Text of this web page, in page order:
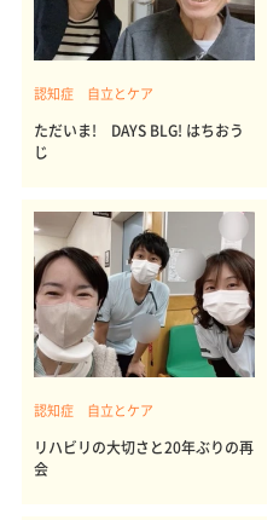
認知症 自立とケア
ただいま! DAYS BLG! はちおう
じ
認知症 自立とケア
リハビリの大切さと20年ぶりの再
会